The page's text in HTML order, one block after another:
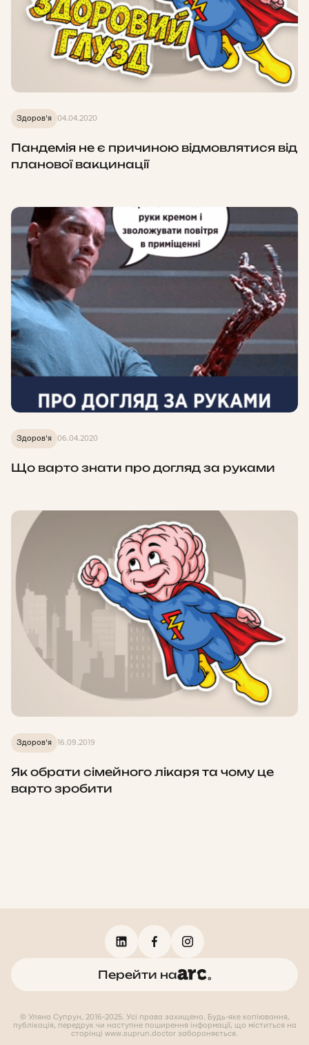
Здоров'я 04.04.2020
Пандемія не є причиною відмовлятися від
планової вакцинації
Здоров'я 06.04.2020
Що варто знати про догляд за руками
Здоров'я 16.09.2019
Як обрати сімейного лікаря та чому це
варто зробити
Перейти на
© Уляна Супрун, 2016-2025. Усі права захищено. Будь-яке копіювання,
публікація, передрук чи наступне поширення інформації, що міститься на
сторінці www.suprun.doctor забороняється.